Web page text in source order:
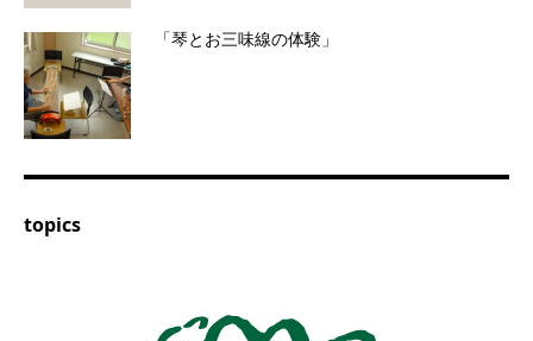
「琴とお三味線の体験」
topics